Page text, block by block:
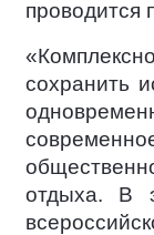
проводится
сохранить
отдыха. В